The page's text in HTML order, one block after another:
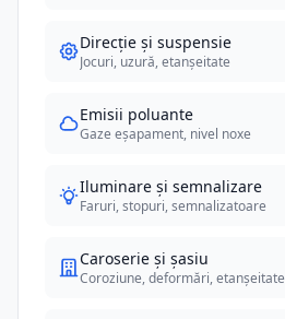
Direcție și suspensie
Jocuri, uzură, etanșeitate
Emisii poluante
Gaze eșapament, nivel noxe
Iluminare și semnalizare
Faruri, stopuri, semnalizatoare
Caroserie și șasiu
Coroziune, deformări, etanșeitate